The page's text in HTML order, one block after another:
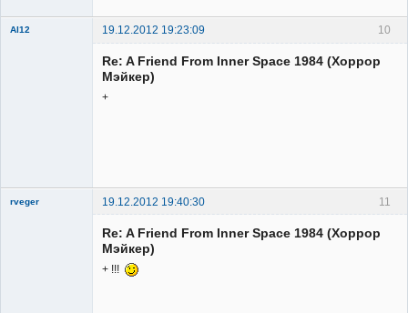
10
Al12
19.12.2012 19:23:09
Re: A Friend From Inner Space 1984 (Хоррор
Мэйкер)
+
11
rveger 19.12.2012 19:40:30
Re: A Friend From Inner Space 1984 (Хоррор
Мэйкер)
+ !!!